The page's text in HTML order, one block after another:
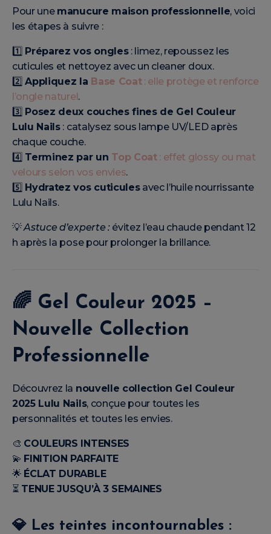
Pour une manucure maison professionnelle, voici
les étapes à suivre :
1️⃣ Préparez vos ongles: limez, repoussez les
cuticules et nettoyez avec un cleaner doux.
2️⃣Appliquez la Base Coat: elle protège et renforce
l’ongle naturel.
3️⃣ Posez deux couches fines de Gel Couleur
Lulu Nails: catalysez sous lampe UV/LED après
chaque couche.
4️⃣ Terminez par un Top Coat: effet glossy ou mat
velours selon vos envies.
5️⃣ Hydratez vos cuticulesavec l’huile nourrissante
Lulu Nails.
💡Astuce d’experte :évitez l’eau chaude pendant 12
h après la pose pour prolonger la brillance.
🌈 Gel Couleur 2025 –
Nouvelle Collection
Professionnelle
Découvrez la nouvelle collection Gel Couleur
2025 Lulu Nails, conçue pour toutes les
personnalités et toutes les envies.
🎨 COULEURS INTENSES
💫 FINITION PARFAITE
🌟 ÉCLAT DURABLE
⏳ TENUE JUSQU’À 3 SEMAINES
💎 Les teintes incontournables :